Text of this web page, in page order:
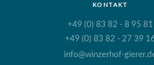
KONTAKT
+49 (0) 83 82 - 8 95 81
+49 (0) 83 82 - 27 39
info@winzerhof-